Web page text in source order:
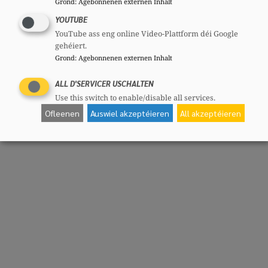
YOUTUBE
YouTube ass eng online Video-Plattform déi Google
gehéiert.
Grond: Agebonnenen externen Inhalt
ALL D'SERVICER USCHALTEN
Use this switch to enable/disable all services.
Ofleenen Auswiel akzeptéieren All akzeptéieren